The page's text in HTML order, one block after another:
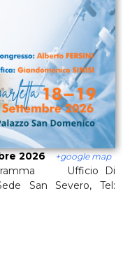
2026 +google map
Ufficio Di
San Severo, Tel: